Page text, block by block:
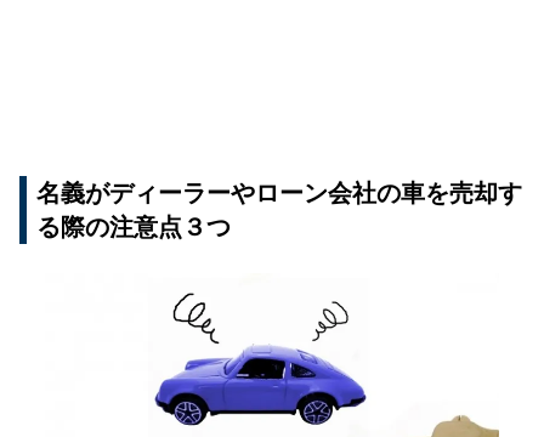
名義がディーラーやローン会社の車を売却す
る際の注意点３つ